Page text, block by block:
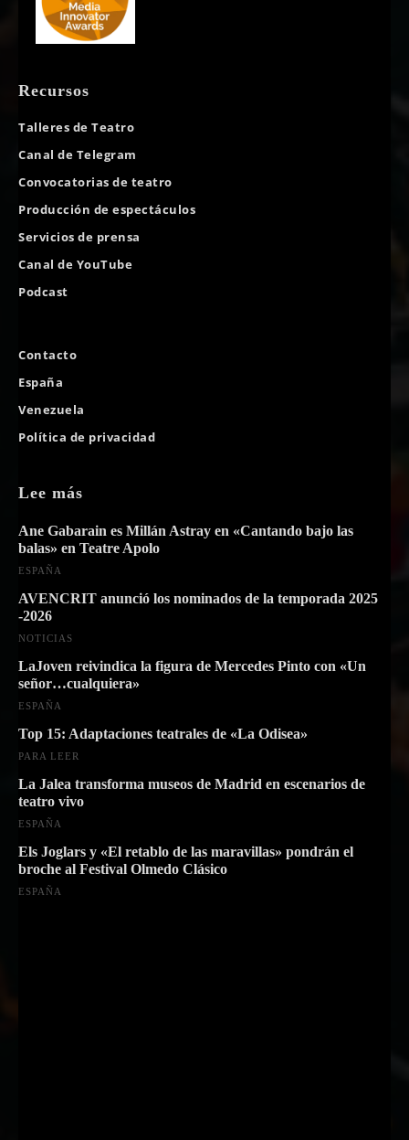
Recursos
Talleres de Teatro
Canal de Telegram
Convocatorias de teatro
Producción de espectáculos
Servicios de prensa
Canal de YouTube
Podcast
Contacto
España
Venezuela
Política de privacidad
Lee más
Ane Gabarain es Millán Astray en «Cantando bajo las
balas» en Teatre Apolo
ESPAÑA
AVENCRIT anunció los nominados de la temporada 2025
-2026
NOTICIAS
LaJoven reivindica la figura de Mercedes Pinto con «Un
señor…cualquiera»
ESPAÑA
Top 15: Adaptaciones teatrales de «La Odisea»
PARA LEER
La Jalea transforma museos de Madrid en escenarios de
teatro vivo
ESPAÑA
Els Joglars y «El retablo de las maravillas» pondrán el
broche al Festival Olmedo Clásico
ESPAÑA